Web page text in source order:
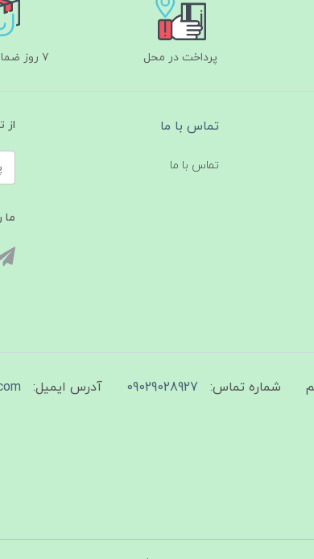
پرداخت در محل ۷ روز ضمانت بازگشت
تماس با ما
تماس با ما
از
ما
شماره تماس: 09029028927 آدرس ایمیل: